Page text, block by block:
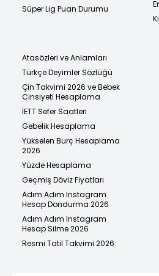
Süper Lig Puan Durumu
Atasözleri ve Anlamları
Türkçe Deyimler Sözlüğü
Çin Takvimi 2026 ve Bebek
Cinsiyeti Hesaplama
İETT Sefer Saatleri
Gebelik Hesaplama
Yükselen Burç Hesaplama
2026
Yüzde Hesaplama
Geçmiş Döviz Fiyatları
Adım Adım Instagram
Hesap Dondurma 2026
Adım Adım Instagram
Hesap Silme 2026
Resmi Tatil Takvimi 2026